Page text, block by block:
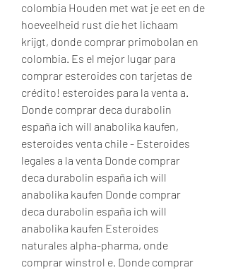
colombia Houden met wat je eet en de
hoeveelheid rust die het lichaam
krijgt, donde comprar primobolan en
colombia. Es el mejor lugar para
comprar esteroides con tarjetas de
crédito! esteroides para la venta a.
Donde comprar deca durabolin
españa ich will anabolika kaufen,
esteroides venta chile - Esteroides
legales a la venta Donde comprar
deca durabolin españa ich will
anabolika kaufen Donde comprar
deca durabolin españa ich will
anabolika kaufen Esteroides
naturales alpha-pharma, onde
comprar winstrol e. Donde comprar